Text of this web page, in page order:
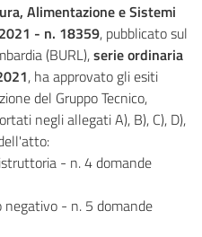
Alimentazione e Sistemi
- n. 18359, pubblicato sul
(BURL),serie ordinaria
, ha approvato gli esiti
del Gruppo Tecnico,
negli allegati A), B), C), D),
- n. 4 domande
- n. 5 domande